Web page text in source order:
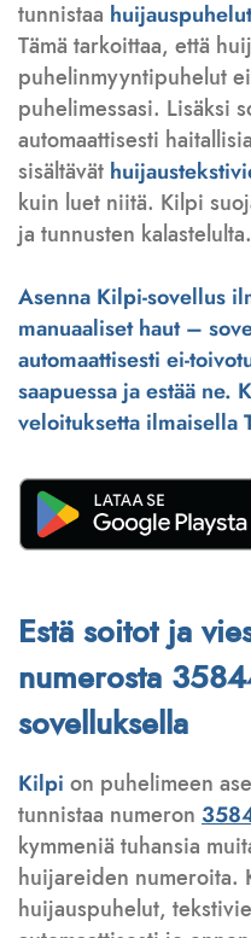
tunnistaa huijauspuhelut
Tämä tarkoittaa, että
puhelinmyyntipuhelut
puhelimessasi. Lisäksi
automaattisesti
sisältävät
kuin luet niitä. Kilpi
ja tunnusten kalastelulta.
Asenna Kilpi-sovellus
manuaaliset haut –
automaattisesti ei-
saapuessa ja estää ne.
veloituksetta ilmaisella
Estä soitot ja
numerosta
sovelluksella
Kilpi on puhelimeen
tunnistaa numeron
kymmeniä tuhansia
huijareiden numeroita.
huijauspuhelut,